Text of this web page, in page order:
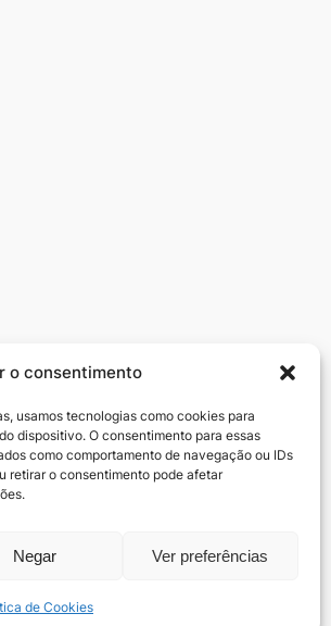
o consentimento
usamos tecnologias como cookies para
dispositivo. O consentimento para essas
como comportamento de navegação ou IDs
retirar o consentimento pode afetar
Negar Ver preferências
de Cookies
Redes sociais
Facebook
Instagram